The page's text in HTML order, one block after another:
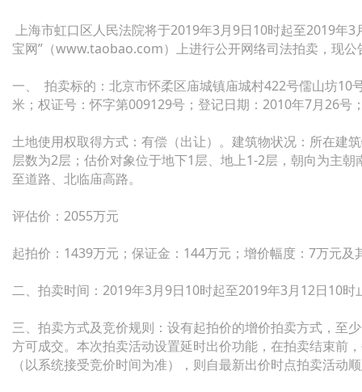
上海市虹口区人民法院将于2019年3月9日10时起至2019年3
宝网”（www.taobao.com）上进行公开网络司法拍卖，现公
一、 拍卖标的：北京市怀柔区庙城镇庙城村422号儒山坊10
米；权证号：怀字第009129号；登记日期：2010年7月26号
土地使用权取得方式：有偿（出让）。建筑物状况：所在建
层数为2层；估价对象位于地下1层、地上1-2层，朝向为主
至道路、北临庙高路。
评估价：2055万元
起拍价：1439万元；保证金：144万元；增价幅度：7万元及
二、拍卖时间：2019年3月9日10时起至2019年3月12日10时
三、拍卖方式及竞价规则：设有起拍价的增价拍卖方式，至
方可成交。本次拍卖活动设置延时出价功能，在拍卖结束前
（以系统接受竞价时间为准），则自最新出价时点拍卖活动